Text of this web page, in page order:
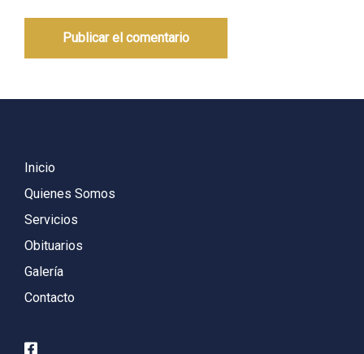
Inicio
Quienes Somos
Servicios
Obituarios
Galería
Contacto